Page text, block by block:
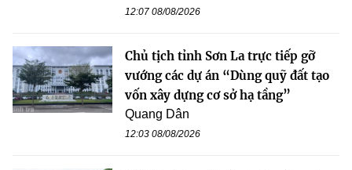
12:07 08/08/2026
Chủ tịch tỉnh Sơn La trực tiếp gỡ
vướng các dự án “Dùng quỹ đất tạo
vốn xây dựng cơ sở hạ tầng”
Quang Dân
12:03 08/08/2026